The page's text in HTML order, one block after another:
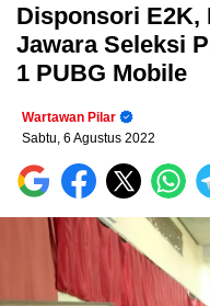
Disponsori E2K,
Jawara Seleksi
1 PUBG Mobile
Wartawan Pilar
Sabtu, 6 Agustus 2022